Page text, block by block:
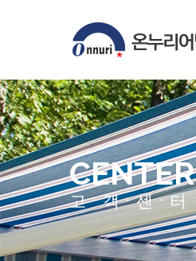
CENTER
고ㆍ객ㆍ센ㆍ터